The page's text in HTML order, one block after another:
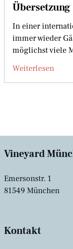
Übersetzung
In einer
immer wieder
möglichst viele
Weiterlesen
Vineyard
Emersonstr. 1
81549 München
Kontakt